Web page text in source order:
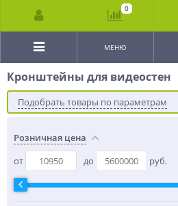
МЕНЮ
Кронштейны для видеостен
Подобрать товары по параметрам
Розничная цена
от
до руб.
0